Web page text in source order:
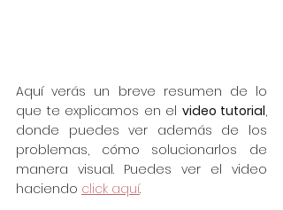
Aquí verás un breve resumen de lo
que te explicamos en el video tutorial,
donde puedes ver además de los
problemas, cómo solucionarlos de
manera visual. Puedes ver el video
haciendo click aquí.